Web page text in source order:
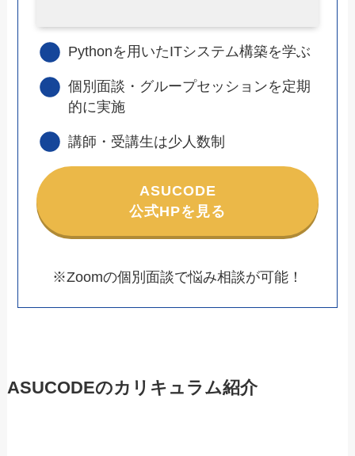
Pythonを用いたITシステム構築を学ぶ
個別面談・グループセッションを定期
的に実施
講師・受講生は少人数制
ASUCODE
公式HPを見る
※Zoomの個別面談で悩み相談が可能！
ASUCODEのカリキュラム紹介